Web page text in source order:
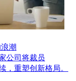
潮
公司将裁员
重塑创新格局。